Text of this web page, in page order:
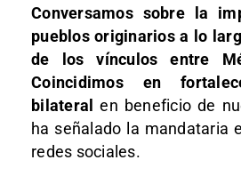
Conversamos sobre la
pueblos originarios a lo
de los vínculos entre
Coincidimos en
bilateral
en beneficio de
ha señalado la mandataria
redes sociales.